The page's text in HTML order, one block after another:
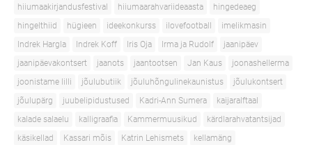
hiiumaakirjandusfestival
hiiumaarahvariideaasta
hingedeaeg
hingelthiid
hügieen ideekonkurss ilovefootball
imelikmasin
Indrek Hargla
Indrek Koff Iris Oja Irma ja Rudolf
jaanipäev
jaanipäevakontsert
jaanots jaantootsen Jan Kaus
joonashellerma
joonistame lilli
jõulubutiik jõuluhõngulinekaunistus
jõulukontsert
jõulupärg
juubelipidustused Kadri-Ann Sumera
kaijaralftaal
kalade salaelu
kalligraafia Kammermuusikud
kärdlarahvatantsijad
käsikellad
Kassari mõis Katrin Lehismets
kellamäng